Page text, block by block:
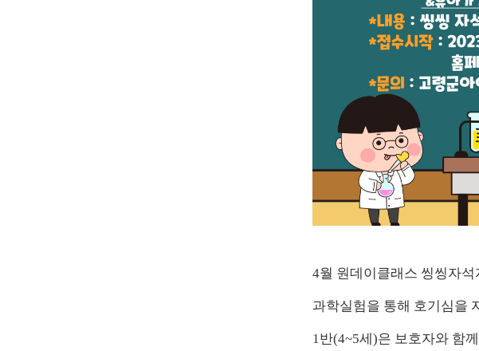
4월 원데이클래스 씽씽자
과학실험을 통해 호기심을
1반(4~5세)은 보호자와 함